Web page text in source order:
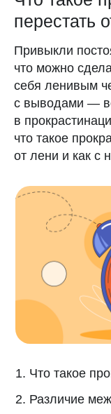
перестать
Привыкли
что можно
себя ленивым
с выводами —
в
что такое
от лени и как с
Что такое
Различие